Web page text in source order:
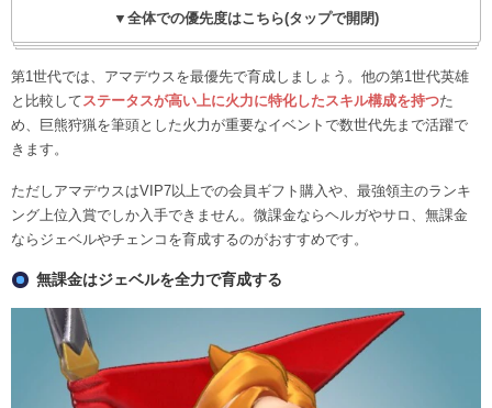
▼全体での優先度はこちら(タップで開閉)
第1世代では、アマデウスを最優先で育成しましょう。他の第1世代英雄
と比較してステータスが高い上に火力に特化したスキル構成を持つた
め、巨熊狩猟を筆頭とした火力が重要なイベントで数世代先まで活躍で
きます。
ただしアマデウスはVIP7以上での会員ギフト購入や、最強領主のランキ
ング上位入賞でしか入手できません。微課金ならヘルガやサロ、無課金
ならジェベルやチェンコを育成するのがおすすめです。
無課金はジェベルを全力で育成する